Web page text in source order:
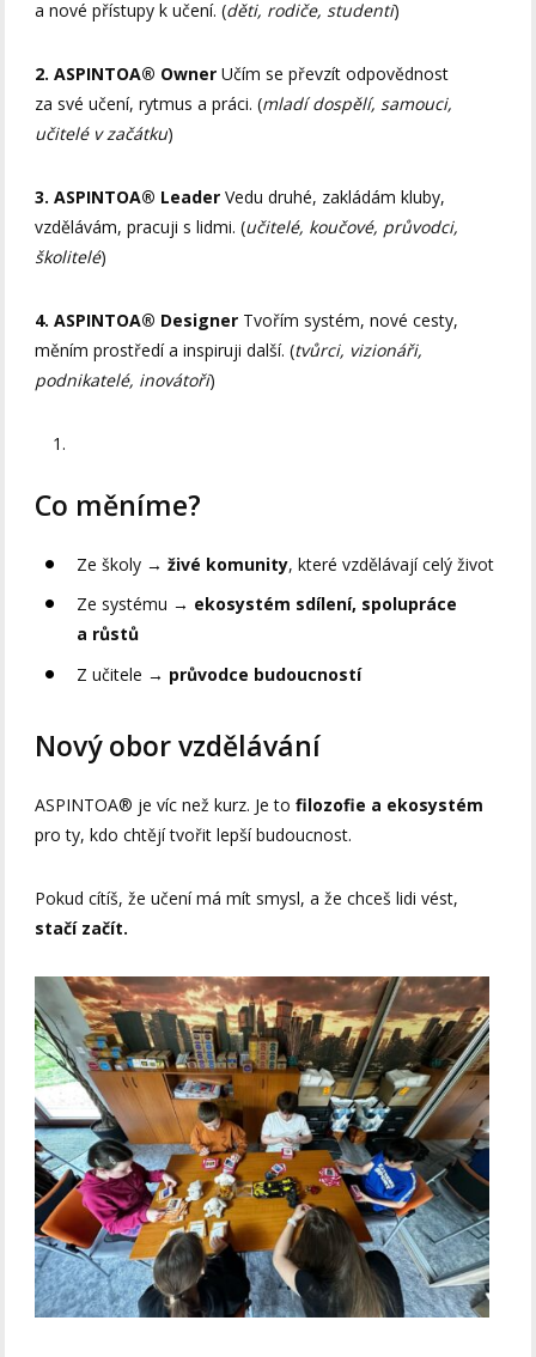
a nové přístupy k učení. (děti, rodiče, studenti)
2. ASPINTOA® Owner Učím se převzít odpovědnost
za své učení, rytmus a práci. (mladí dospělí, samouci,
učitelé v začátku)
3. ASPINTOA® Leader Vedu druhé, zakládám kluby,
vzdělávám, pracuji s lidmi. (učitelé, koučové, průvodci,
školitelé)
4. ASPINTOA® Designer Tvořím systém, nové cesty,
měním prostředí a inspiruji další. (tvůrci, vizionáři,
podnikatelé, inovátoři)
Co měníme?
Ze školy →živé komunity, které vzdělávají celý život
Ze systému → ekosystém sdílení, spolupráce
a růstů
Z učitele → průvodce budoucností
Nový obor vzdělávání
ASPINTOA® je víc než kurz. Je tofilozofie a ekosystém
pro ty, kdo chtějí tvořit lepší budoucnost.
Pokud cítíš, že učení má mít smysl, a že chceš lidi vést,
stačí začít.